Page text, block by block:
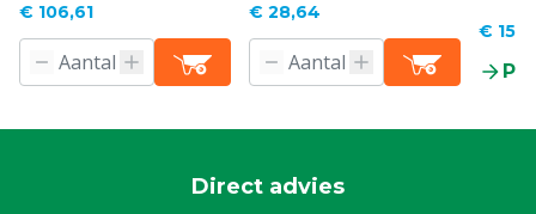
€ 106,61 € 28,64
€
Direct advies